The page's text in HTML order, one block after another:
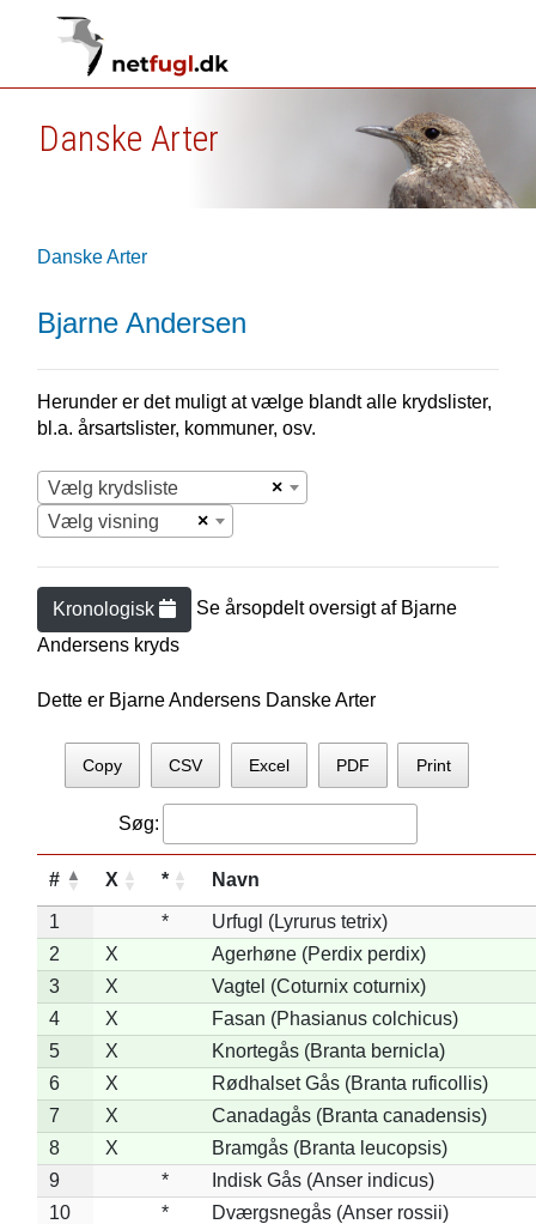
Danske Arter
Danske Arter
Bjarne Andersen
Herunder er det muligt at vælge blandt alle krydslister,
bl.a. årsartslister, kommuner, osv.
×
Vælg krydsliste
×
Vælg visning
Kronologisk Se årsopdelt oversigt af Bjarne
Andersens kryds
Dette er Bjarne Andersens Danske Arter
Copy CSV Excel PDF Print
Søg:
# X * Navn
1 *
Urfugl (Lyrurus tetrix)
2
X
Agerhøne (Perdix perdix)
3
X
Vagtel (Coturnix coturnix)
4
X
Fasan (Phasianus colchicus)
5
X
Knortegås (Branta bernicla)
6
X
Rødhalset Gås (Branta ruficollis)
7
X
Canadagås (Branta canadensis)
8
X
Bramgås (Branta leucopsis)
9
*
Indisk Gås (Anser indicus)
10
*
Dværgsnegås (Anser rossii)